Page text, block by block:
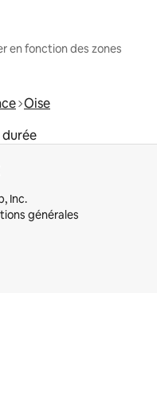
en fonction des zones
Oise
Inc.
générales